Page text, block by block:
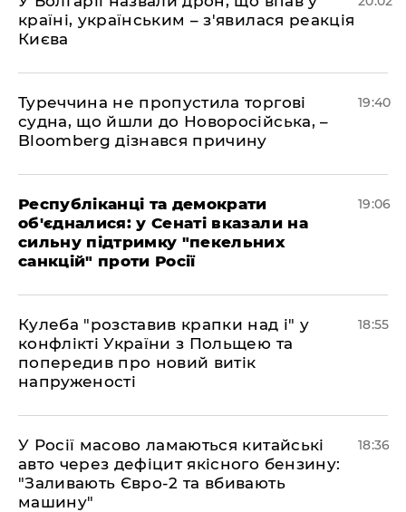
країні, українським – з'явилася реакція
Києва
Туреччина не пропустила торгові
судна, що йшли до Новоросійська, –
Bloomberg дізнався причину
19:40
Республіканці та демократи
об'єдналися: у Сенаті вказали на
сильну підтримку "пекельних
санкцій" проти Росії
19:06
Кулеба "розставив крапки над і" у
конфлікті України з Польщею та
попередив про новий витік
напруженості
18:55
У Росії масово ламаються китайські
авто через дефіцит якісного бензину:
"Заливають Євро-2 та вбивають
машину"
18:36